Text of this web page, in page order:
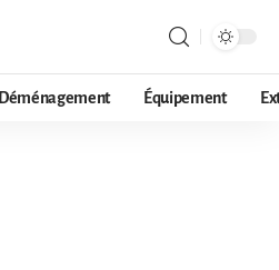
Déménagement Équipement